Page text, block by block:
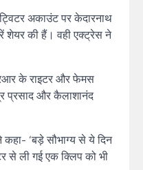
अकाउंट पर केदारनाथ
शेयर की हैं। वही एक्ट्रेस ने
के राइटर और फेमस
प्रसाद और कैलाशानंद
कहा- ‘बड़े सौभाग्य से ये दिन
से ली गई एक क्लिप को भी